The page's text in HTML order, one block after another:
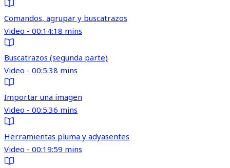
Comandos, agrupar y buscatrazos
Video - 00:14:18 mins
Buscatrazos (segunda parte)
Video - 00:5:38 mins
Importar una imagen
Video - 00:5:36 mins
Herramientas pluma y adyasentes
Video - 00:19:59 mins